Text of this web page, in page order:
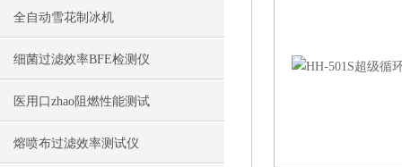
全自动雪花制冰机
细菌过滤效率BFE检测仪
医用口zhao阻燃性能测试
熔喷布过滤效率测试仪